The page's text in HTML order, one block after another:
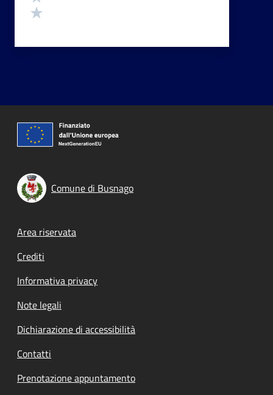
Comune di Busnago
Footer menu
Area riservata
Crediti
Informativa privacy
Note legali
Dichiarazione di accessibilità
Contatti
Prenotazione appuntamento